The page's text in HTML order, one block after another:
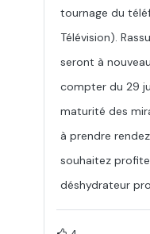
tournage du
Télévision).
seront à
compter du 29
maturité des
à prendre
souhaitez
déshydrateur